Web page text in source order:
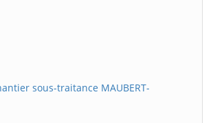
sous-traitance MAUBERT-